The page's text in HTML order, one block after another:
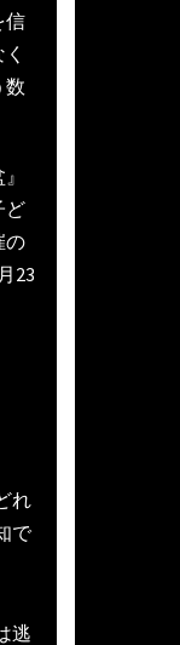
信
数
ど
の
23
れ
で
逃